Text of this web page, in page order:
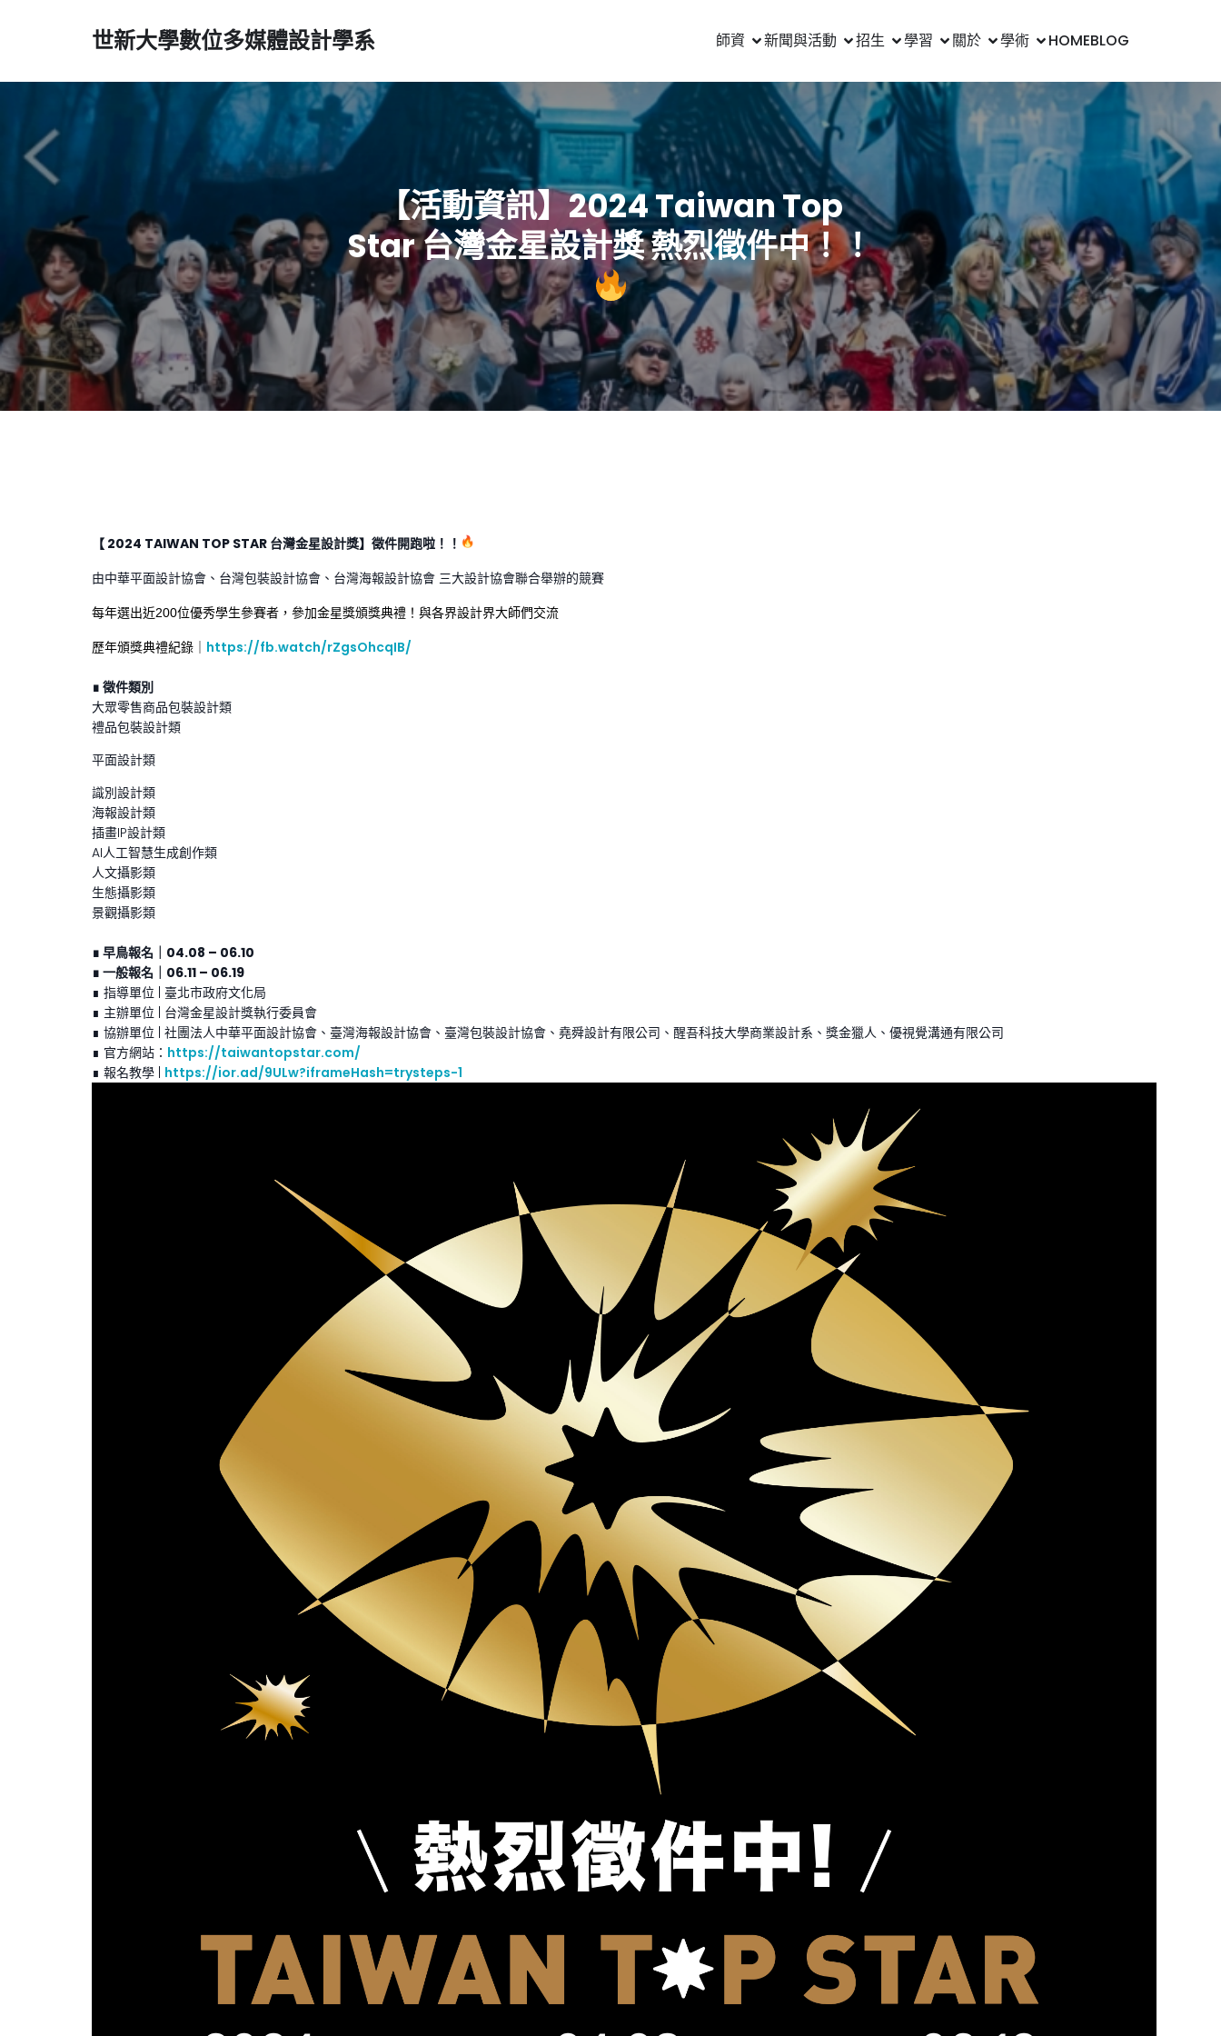
世新大學數位多媒體設計學系 師資 新聞與活動 招生 學習 關於 學術 HOMEBLOG
【活動資訊】2024 Taiwan Top
Star 台灣金星設計獎 熱烈徵件中！！
【 2024 TAIWAN TOP STAR 台灣金星設計獎】徵件開跑啦！！
由中華平面設計協會、台灣包裝設計協會、台灣海報設計協會 三大設計協會聯合舉辦的競賽
每年選出近200位優秀學生參賽者，參加金星獎頒獎典禮！與各界設計界大師們交流
歷年頒獎典禮紀錄｜ https://fb.watch/rZgsOhcqIB/
∎ 徵件類別
大眾零售商品包裝設計類
禮品包裝設計類
平面設計類
識別設計類
海報設計類
插畫IP設計類
AI人工智慧生成創作類
人文攝影類
生態攝影類
景觀攝影類
∎ 早鳥報名｜04.08 – 06.10
∎ 一般報名｜06.11 – 06.19
∎ 指導單位 | 臺北市政府文化局
∎ 主辦單位 | 台灣金星設計獎執行委員會
∎ 協辦單位 | 社團法人中華平面設計協會、臺灣海報設計協會、臺灣包裝設計協會、堯舜設計有限公司、醒吾科技大學商業設計系、獎金獵人、優視覺溝通有限公司
∎ 官方網站： https://taiwantopstar.com/
∎ 報名教學 | https://ior.ad/9ULw?iframeHash=trysteps-1